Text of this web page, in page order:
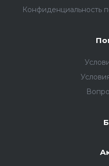
Конфиденциальность